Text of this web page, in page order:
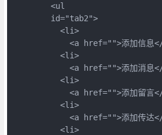
        <ul
        id="tab2">
          <li>
<a href="">添加信息
          <li>
<a href="">添加消息
          <li>
<a href="">添加留言
          <li>
<a href="">添加传达
          <li>